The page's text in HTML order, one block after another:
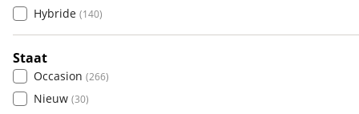
Mazda ( 2854)
Mercedes-Benz
A6 (543)
A7 (30)
Hybride (140)
Staat
Occasion (266)
Nieuw (30)